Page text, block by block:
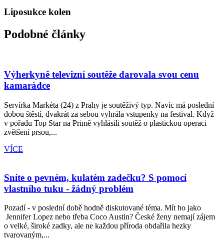
Liposukce kolen
Podobné články
Výherkyně televizní soutěže darovala svou cenu
kamarádce
Servírka Markéta (24) z Prahy je soutěživý typ. Navíc má poslední
dobou štěstí, dvakrát za sebou vyhrála vstupenky na festival. Když
v pořadu Top Star na Primě vyhlásili soutěž o plastickou operaci
zvětšení prsou,...
VÍCE
Sníte o pevném, kulatém zadečku? S pomocí
vlastního tuku - žádný problém
Pozadí - v poslední době hodně diskutované téma. Mít ho jako
Jennifer Lopez nebo třeba Coco Austin? České ženy nemají zájem
o velké, široké zadky, ale ne každou příroda obdařila hezky
tvarovaným,...